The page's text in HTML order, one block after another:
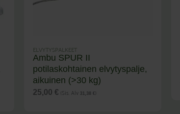
ELVYTYSPALKEET
Ambu SPUR II
potilaskohtainen elvytyspalje,
aikuinen (>30 kg)
25,00€ (Sis. Alv 31,38 € )